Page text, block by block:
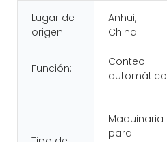
Lugar de
origen:
Anhui,
China
Función:
Conteo
automático
Maquinaria
para